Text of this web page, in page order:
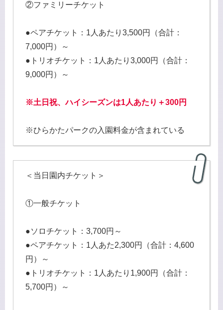
②ファミリーチケット
●ペアチケット：1人あたり3,500円（合計：
7,000円）～
●トリオチケット：1人あたり3,000円（合計：
9,000円）～
※土日祝、ハイシーズンは1人あたり＋300円
※ひらかたパークの入園料金が含まれている
＜当日園内チケット＞
①一般チケット
●ソロチケット：3,700円～
●ペアチケット：1人あた2,300円（合計：4,600
円）～
●トリオチケット：1人あたり1,900円（合計：
5,700円）～